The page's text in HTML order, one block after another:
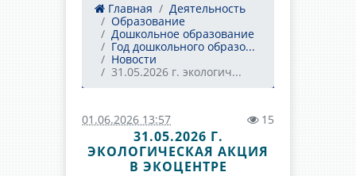
Главная
Деятельность
Образование
Дошкольное образование
Год дошкольного образо...
Новости
31.05.2026 г. экологич...
01.06.2026 13:57 15
31.05.2026 Г.
ЭКОЛОГИЧЕСКАЯ АКЦИЯ
В ЭКОЦЕНТРЕ